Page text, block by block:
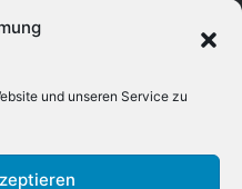
und unseren Service zu